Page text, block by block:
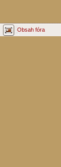
Obsah fóra